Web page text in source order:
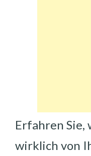
Erfahren Sie,
wirklich von